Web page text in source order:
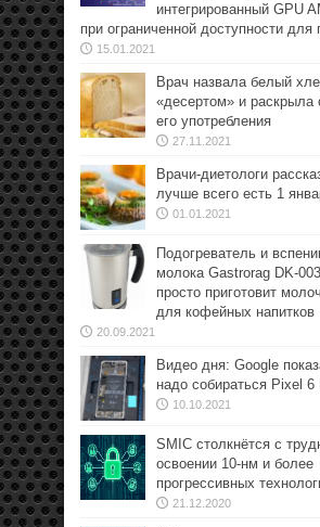
интегрированный GPU
при ограниченной доступности для
15.01.2021
Врач назвала белый
«десертом» и раскрыла
его употребления
27.11.2021
Врачи-диетологи
лучше всего есть 1
01.01.2021
Подогреватель и
молока Gastrorag DK-
просто приготовит
для кофейных напитков
20.09.2021
Видео дня: Google
надо собираться Pixel 6
10.10.2021
SMIC столкнётся с
освоении 10-нм и более
прогрессивных
21.12.2020